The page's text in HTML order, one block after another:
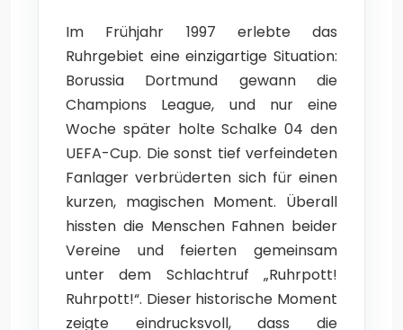
Im Frühjahr 1997 erlebte das
Ruhrgebiet eine einzigartige Situation:
Borussia Dortmund gewann die
Champions League, und nur eine
Woche später holte Schalke 04 den
UEFA-Cup. Die sonst tief verfeindeten
Fanlager verbrüderten sich für einen
kurzen, magischen Moment. Überall
hissten die Menschen Fahnen beider
Vereine und feierten gemeinsam
unter dem Schlachtruf „Ruhrpott!
Ruhrpott!“. Dieser historische Moment
zeigte eindrucksvoll, dass die